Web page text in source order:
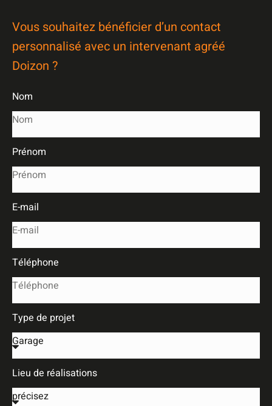
Vous souhaitez bénéficier d’un contact
personnalisé avec un intervenant agréé
Doizon ?
Nom
Prénom
E-mail
Téléphone
Type de projet
Lieu de réalisations